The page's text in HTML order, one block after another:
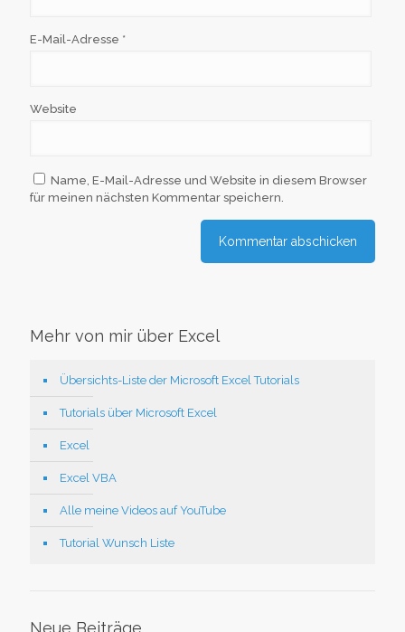
E-Mail-Adresse *
Website
Name, E-Mail-Adresse und Website in diesem Browser
für meinen nächsten Kommentar speichern.
Mehr von mir über Excel
Übersichts-Liste der Microsoft Excel Tutorials
Tutorials über Microsoft Excel
Excel
Excel VBA
Alle meine Videos auf YouTube
Tutorial Wunsch Liste
Neue Beiträge